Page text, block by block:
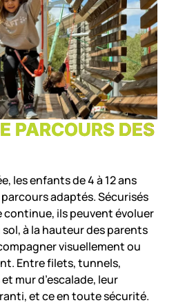
PARCOURS DES
les enfants de 4 à 12 ans
adaptés. Sécurisés
continue, ils peuvent évoluer
sol, à la hauteur des parents
visuellement ou
Entre filets, tunnels,
mur d’escalade, leur
et ce en toute sécurité.